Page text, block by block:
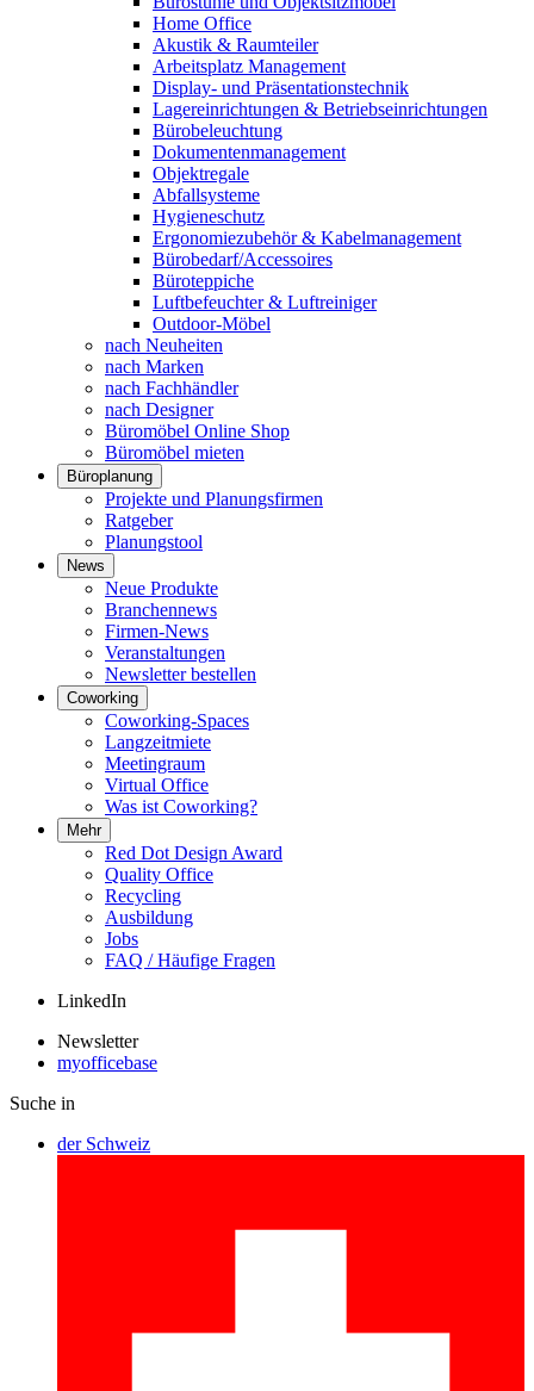
Home Office
Akustik & Raumteiler
Arbeitsplatz Management
Display- und Präsentationstechnik
Lagereinrichtungen & Betriebseinrichtungen
Bürobeleuchtung
Dokumentenmanagement
Objektregale
Abfallsysteme
Hygieneschutz
Ergonomiezubehör & Kabelmanagement
Bürobedarf/Accessoires
Büroteppiche
Luftbefeuchter & Luftreiniger
Outdoor-Möbel
nach Neuheiten
nach Marken
nach Fachhändler
nach Designer
Büromöbel Online Shop
Büromöbel mieten
Büroplanung
Projekte und Planungsfirmen
Ratgeber
Planungstool
News
Neue Produkte
Branchennews
Firmen-News
Veranstaltungen
Newsletter bestellen
Coworking
Coworking-Spaces
Langzeitmiete
Meetingraum
Virtual Office
Was ist Coworking?
Mehr
Red Dot Design Award
Quality Office
Recycling
Ausbildung
Jobs
FAQ / Häufige Fragen
LinkedIn
Newsletter
myofficebase
Suche in
der Schweiz